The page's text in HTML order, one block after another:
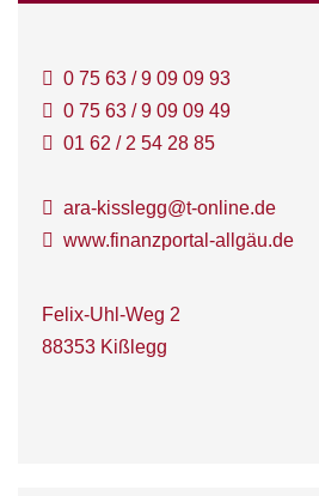
0 75 63 / 9 09 09 93
0 75 63 / 9 09 09 49
01 62 / 2 54 28 85
ara-kisslegg@t-online.de
www.finanzportal-allgäu.de
Felix-Uhl-Weg 2
88353 Kißlegg